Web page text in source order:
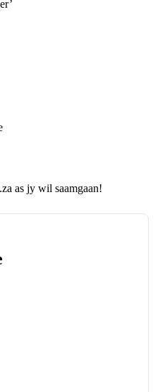
as jy wil saamgaan!